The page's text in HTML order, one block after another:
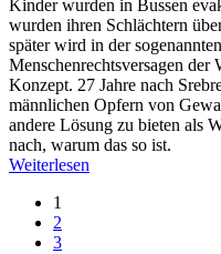
Kinder wurden in Bussen
wurden ihren Schlächtern
später wird in der
Menschenrechtsversagen der
Konzept. 27 Jahre nach
männlichen Opfern von
andere Lösung zu bieten als
nach, warum das so ist.
Weiterlesen
1
2
3